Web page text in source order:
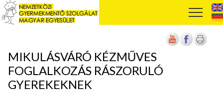
MIKULÁSVÁRÓ KÉZMŰVES
FOGLALKOZÁS RÁSZORULÓ
GYEREKEKNEK